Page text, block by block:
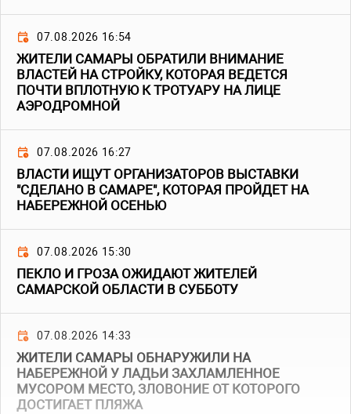
07.08.2026 16:54
ЖИТЕЛИ САМАРЫ ОБРАТИЛИ ВНИМАНИЕ
ВЛАСТЕЙ НА СТРОЙКУ, КОТОРАЯ ВЕДЕТСЯ
ПОЧТИ ВПЛОТНУЮ К ТРОТУАРУ НА ЛИЦЕ
АЭРОДРОМНОЙ
07.08.2026 16:27
ВЛАСТИ ИЩУТ ОРГАНИЗАТОРОВ ВЫСТАВКИ
"СДЕЛАНО В САМАРЕ", КОТОРАЯ ПРОЙДЕТ НА
НАБЕРЕЖНОЙ ОСЕНЬЮ
07.08.2026 15:30
ПЕКЛО И ГРОЗА ОЖИДАЮТ ЖИТЕЛЕЙ
САМАРСКОЙ ОБЛАСТИ В СУББОТУ
07.08.2026 14:33
ЖИТЕЛИ САМАРЫ ОБНАРУЖИЛИ НА
НАБЕРЕЖНОЙ У ЛАДЬИ ЗАХЛАМЛЕННОЕ
МУСОРОМ МЕСТО, ЗЛОВОНИЕ ОТ КОТОРОГО
ДОСТИГАЕТ ПЛЯЖА